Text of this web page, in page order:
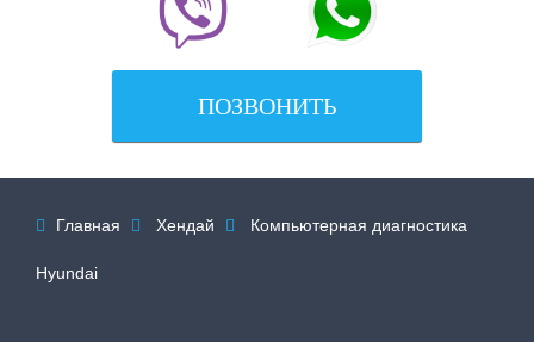
ПОЗВОНИТЬ
 Главная  Хендай  Компьютерная диагностика
Hyundai